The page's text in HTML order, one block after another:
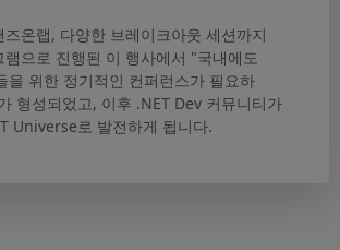
즈온랩, 다양한 브레이크아웃 세션까지
램으로 진행된 이 행사에서 "국내에도
을 위한 정기적인 컨퍼런스가 필요하
형성되었고, 이후 .NET Dev 커뮤니티가
Universe로 발전하게 됩니다.